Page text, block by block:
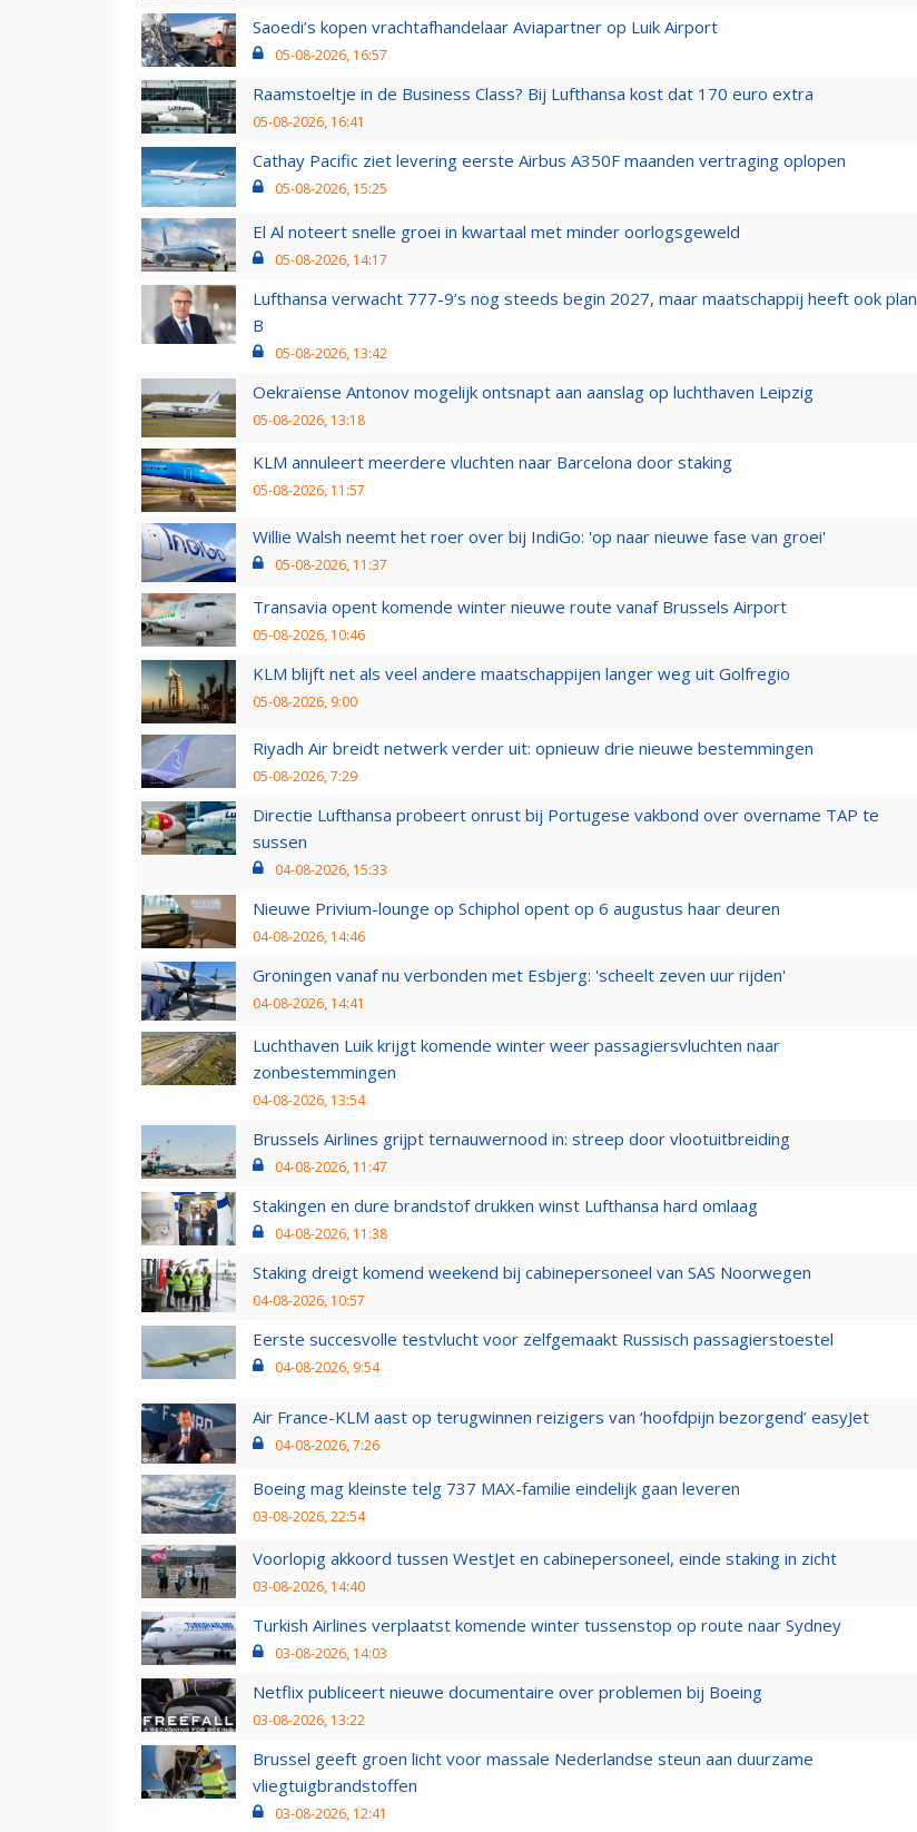
Saoedi’s kopen vrachtafhandelaar Aviapartner op Luik Airport
05-08-2026, 16:57
Raamstoeltje in de Business Class? Bij Lufthansa kost dat 170 euro extra
05-08-2026, 16:41
Cathay Pacific ziet levering eerste Airbus A350F maanden vertraging oplopen
05-08-2026, 15:25
El Al noteert snelle groei in kwartaal met minder oorlogsgeweld
05-08-2026, 14:17
Lufthansa verwacht 777-9’s nog steeds begin 2027, maar maatschappij heeft ook plan
B
05-08-2026, 13:42
Oekraïense Antonov mogelijk ontsnapt aan aanslag op luchthaven Leipzig
05-08-2026, 13:18
KLM annuleert meerdere vluchten naar Barcelona door staking
05-08-2026, 11:57
Willie Walsh neemt het roer over bij IndiGo: 'op naar nieuwe fase van groei'
05-08-2026, 11:37
Transavia opent komende winter nieuwe route vanaf Brussels Airport
05-08-2026, 10:46
KLM blijft net als veel andere maatschappijen langer weg uit Golfregio
05-08-2026, 9:00
Riyadh Air breidt netwerk verder uit: opnieuw drie nieuwe bestemmingen
05-08-2026, 7:29
Directie Lufthansa probeert onrust bij Portugese vakbond over overname TAP te
sussen
04-08-2026, 15:33
Nieuwe Privium-lounge op Schiphol opent op 6 augustus haar deuren
04-08-2026, 14:46
Groningen vanaf nu verbonden met Esbjerg: 'scheelt zeven uur rijden'
04-08-2026, 14:41
Luchthaven Luik krijgt komende winter weer passagiersvluchten naar
zonbestemmingen
04-08-2026, 13:54
Brussels Airlines grijpt ternauwernood in: streep door vlootuitbreiding
04-08-2026, 11:47
Stakingen en dure brandstof drukken winst Lufthansa hard omlaag
04-08-2026, 11:38
Staking dreigt komend weekend bij cabinepersoneel van SAS Noorwegen
04-08-2026, 10:57
Eerste succesvolle testvlucht voor zelfgemaakt Russisch passagierstoestel
04-08-2026, 9:54
Air France-KLM aast op terugwinnen reizigers van ‘hoofdpijn bezorgend’ easyJet
04-08-2026, 7:26
Boeing mag kleinste telg 737 MAX-familie eindelijk gaan leveren
03-08-2026, 22:54
Voorlopig akkoord tussen WestJet en cabinepersoneel, einde staking in zicht
03-08-2026, 14:40
Turkish Airlines verplaatst komende winter tussenstop op route naar Sydney
03-08-2026, 14:03
Netflix publiceert nieuwe documentaire over problemen bij Boeing
03-08-2026, 13:22
Brussel geeft groen licht voor massale Nederlandse steun aan duurzame
vliegtuigbrandstoffen
03-08-2026, 12:41